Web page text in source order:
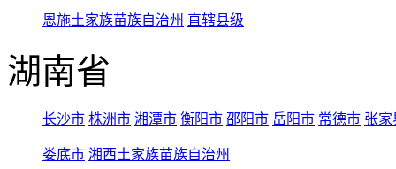
恩施土家族苗族自治州 直辖县级
湖南省
长沙市 株洲市 湘潭市 衡阳市 邵阳市 岳阳市 常德市 张家
娄底市 湘西土家族苗族自治州